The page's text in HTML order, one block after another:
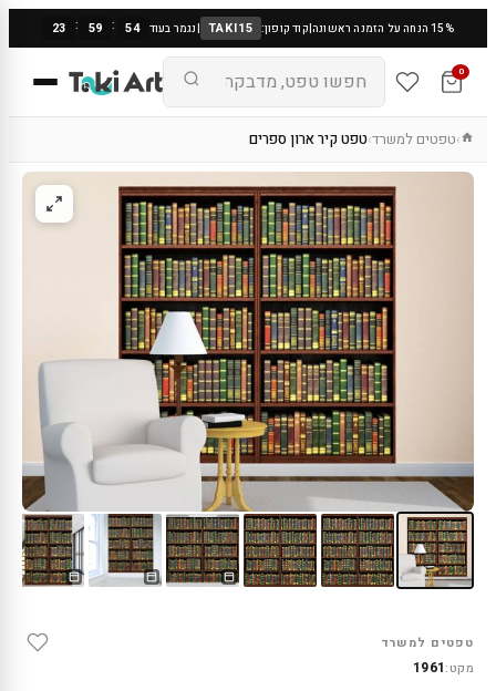
15% הנחה על הזמנה ראשונה |קוד קופון: TAKI15
|נגמר בעוד 23 : 59 : 53
0
›טפטים למשרד›טפט קיר ארון ספרים
טפטים למשרד
מקט:1961